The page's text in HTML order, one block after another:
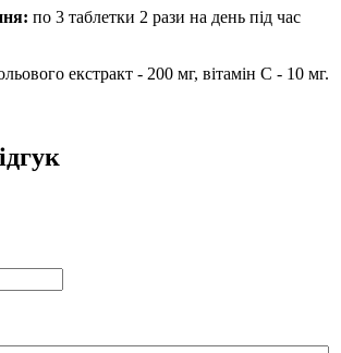
по 3 таблетки 2 рази на день під час
екстракт - 200 мг, вітамін С - 10 мг.